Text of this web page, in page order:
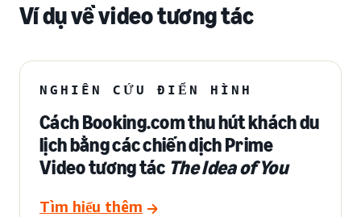
Ví dụ về video tương tác
NGHIÊN CỨU ĐIỂN HÌNH
Cách Booking.com thu hút khách du
lịch bằng các chiến dịch Prime
Video tương tác The Idea of You
Tìm hiểu thêm